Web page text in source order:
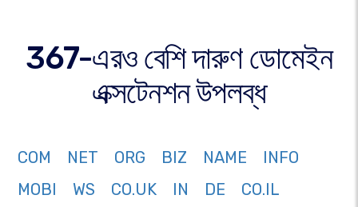
367-এরও বেশি দারুণ ডোমেইন
এক্সটেনশন উপলব্ধ
COM NET ORG BIZ NAME
INFO
MOBI
WS CO.UK IN DE
CO.IL